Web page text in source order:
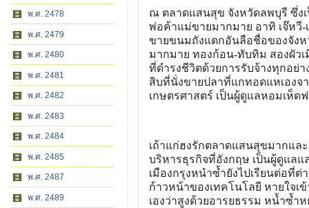
พ.ศ. 2478
พ.ศ. 2479
พ.ศ. 2480
พ.ศ. 2481
พ.ศ. 2482
พ.ศ. 2483
พ.ศ. 2484
พ.ศ. 2485
พ.ศ. 2487
พ.ศ. 2489
ณ ตลาดแสนสุข จังหวัดลพบุรี ซึ่ง
พ่อค้าแม่ขายมากมาย อาทิ เจ๊หวี-
ขายขนมถังแตกอันลือชื่อของจัง
มากมาย ทองก้อน-ทับทิม สองผัว
ที่ดำรงชีวิตด้วยการรับจ้างทุกอย่
สิบที่นั่งขายปลาที่แกทอดแหเองจ
เกษตรศาสตร์ เป็นผู้ดูแลหอมเห็ด
เถ้าแก่ฮงรักตลาดแสนสุขมากแล
บริหารธุรกิจที่อังกฤษ เป็นผู้ดูแลแ
เมืองกรุงหนำซ้ำยังไปเรียนต่อที่
ก้าวหน้าของเทคโนโลยี หายใจเ
เองว่าสูงด้วยอารยธรรม หน้ำซ้ำ